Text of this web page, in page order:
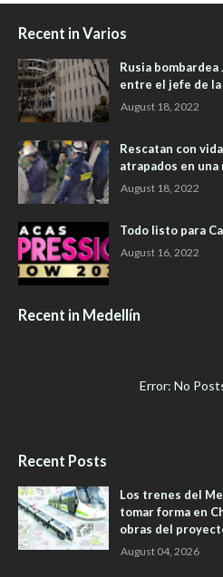
Recent in Varios
Rusia
entre el jefe de la
August 18, 2022
Rescatan con
atrapados en una
August 18, 2022
Todo listo para
August 16, 2022
Recent in Medellín
Error: No
Recent Posts
Los trenes del
tomar forma en
obras del
August 04, 2026